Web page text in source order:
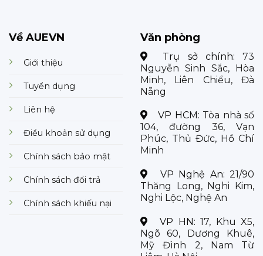
Về AUEVN
Giới thiệu
Tuyển dụng
Liên hệ
Điều khoản sử dụng
Chính sách bảo mật
Chính sách đổi trả
Chính sách khiếu nại
Văn phòng
Trụ sở chính: 73
Nguyễn Sinh Sắc, Hòa
Minh, Liên Chiểu, Đà
Nẵng
VP HCM: Tòa nhà số
104, đường 36, Vạn
Phúc, Thủ Đức, Hồ Chí
Minh
VP Nghệ An: 21/90
Thăng Long, Nghi Kim,
Nghi Lộc, Nghệ An
VP HN:17, Khu X5,
Ngõ 60, Dương Khuê,
Mỹ Đình 2, Nam Từ